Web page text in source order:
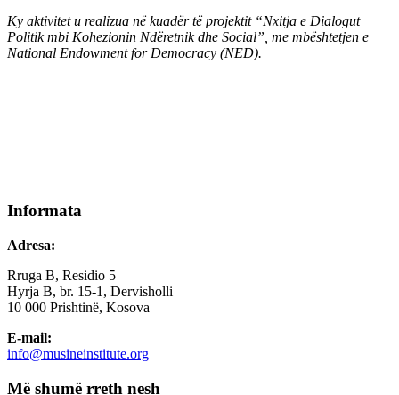
Ky aktivitet u realizua në kuadër të projektit “Nxitja e Dialogut
Politik mbi Kohezionin Ndëretnik dhe Social”, me mbështetjen e
National Endowment for Democracy (NED).
Informata
Adresa:
Rruga B, Residio 5
Hyrja B, br. 15-1, Dervisholli
10 000 Prishtinë, Kosova
E-mail:
info@musineinstitute.org
Më shumë rreth nesh